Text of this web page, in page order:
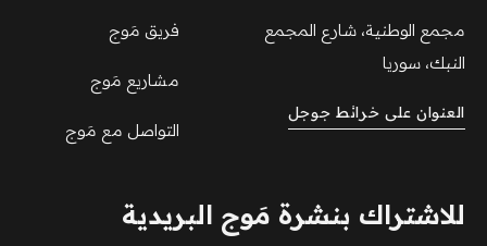
مجمع الوطنية، شارع المجمع
النبك، سوريا
العنوان على خرائط جوجل
فريق مَوج
مشاريع مَوج
التواصل مع مَوج
للاشتراك بنشرة مَوج البريدية